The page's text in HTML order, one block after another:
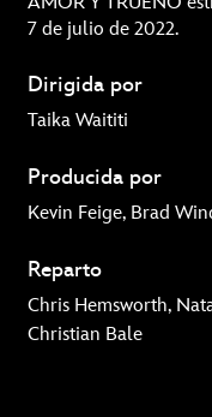
7 de julio de 2022.
Dirigida por
Taika Waititi
Producida por
Kevin Feige, Brad
Reparto
Chris Hemsworth,
Christian Bale